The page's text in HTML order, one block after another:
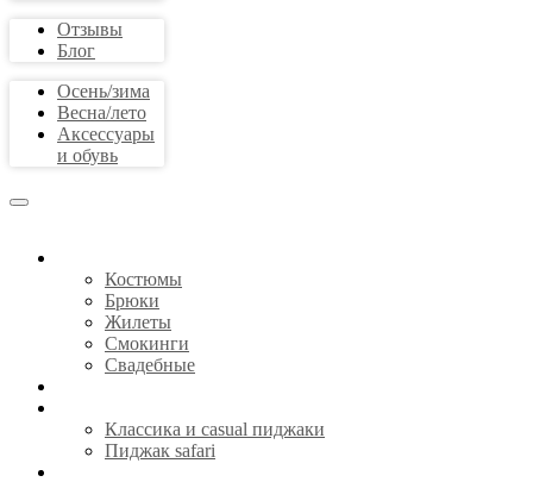
Отзывы
Блог
Осень/зима
Весна/лето
Аксессуары
и обувь
Костюмы
Брюки
Жилеты
Смокинги
Свадебные
Классика и casual пиджаки
Пиджак safari